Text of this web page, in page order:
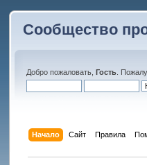
Сообщество
Добро пожаловать,Гость .
Начало Сайт Правила